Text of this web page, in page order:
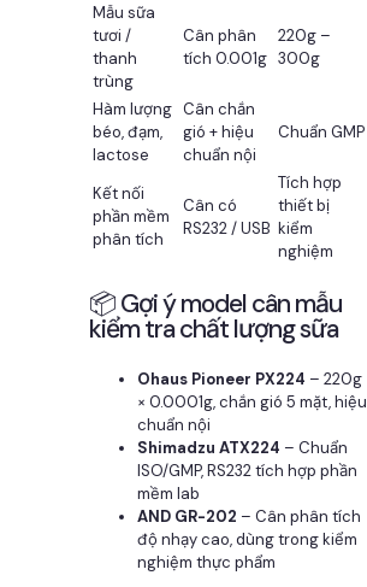
Mẫu sữa
tươi /
thanh
trùng
Cân phân
tích 0.001g
220g –
300g
Hàm lượng
béo, đạm,
lactose
Cân chắn
gió + hiệu
chuẩn nội
Chuẩn GMP
Kết nối
phần mềm
phân tích
Cân có
RS232 / USB
Tích hợp
thiết bị
kiểm
nghiệm
📦 Gợi ý model cân mẫu
kiểm tra chất lượng sữa
Ohaus Pioneer PX224 – 220g
× 0.0001g, chắn gió 5 mặt, hiệu
chuẩn nội
Shimadzu ATX224 – Chuẩn
ISO/GMP, RS232 tích hợp phần
mềm lab
AND GR-202 – Cân phân tích
độ nhạy cao, dùng trong kiểm
nghiệm thực phẩm